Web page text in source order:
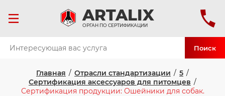
ARTALIX
ОРГАН ПО СЕРТИФИКАЦИИ
Поиск
Главная / Отрасли стандартизации / 5 /
Сертификация аксессуаров для питомцев /
Сертификация продукции: Ошейники для собак.